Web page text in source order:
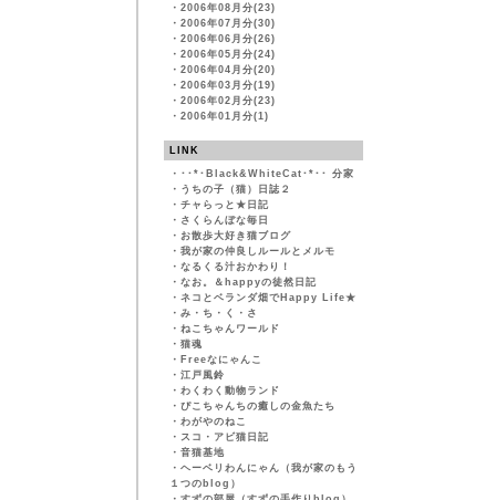
・ 2006年08月分(23)
・ 2006年07月分(30)
・ 2006年06月分(26)
・ 2006年05月分(24)
・ 2006年04月分(20)
・ 2006年03月分(19)
・ 2006年02月分(23)
・ 2006年01月分(1)
LINK
・ ･･*･Black&WhiteCat･*･･ 分家
・ うちの子（猫）日誌２
・ チャらっと★日記
・ さくらんぼな毎日
・ お散歩大好き猫ブログ
・ 我が家の仲良しルールとメルモ
・ なるくる汁おかわり！
・ なお。＆happyの徒然日記
・ ネコとベランダ畑でHappy Life★
・ み・ち・く・さ
・ ねこちゃんワールド
・ 猫魂
・ Freeなにゃんこ
・ 江戸風鈴
・ わくわく動物ランド
・ ぴこちゃんちの癒しの金魚たち
・ わがやのねこ
・ スコ・アビ猫日記
・ 音猫基地
・ ヘーベリわんにゃん（我が家のもう
１つのblog）